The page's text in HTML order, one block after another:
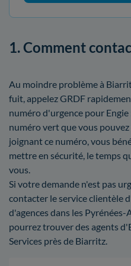
1. Comment
Au moindre problème à
fuit, appelez GRDF
numéro d'urgence pour Engie
numéro vert que vous
joignant ce numéro, vous
mettre en sécurité, le temps
vous.
Si votre demande n'est pas
contacter le service clientèle
d'agences dans les
pourrez trouver des agents
Services près de Biarritz.